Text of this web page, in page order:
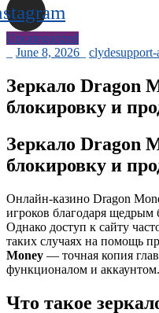
Uncategorized
June 8, 2026
Зеркало Dragon
блокировку и
Зеркало Dragon
блокировку и
Онлайн-казино Dragon
игроков благодаря
Однако доступ к сайту
таких случаях на помощь
Money — точная копия
функционалом и аккаунтом.
Что такое